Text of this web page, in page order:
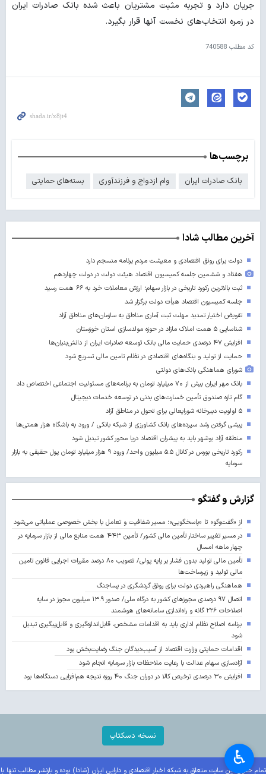
جریان دارد و تجربه مثبت مشتریان باعث شده بانک صادرات ایران
در زمره انتخاب‌های نخست آنها قرار بگیرد.
کد مطلب 740588
برچسب‌ها
بانک صادرات ایران وام ازدواج و فرزندآوری بسته‌های حمایتی
آخرین مطالب شادا
دولت برای رونق اقتصادی و معیشت مردم برنامه منسجم دارد
هفتاد و ششمین جلسه کمیسیون اقتصاد هیئت دولت در دولت چهاردهم
ثبت بالاترین رکورد تاریخی در بازار سهام؛ ارزش معاملات خرد به ۶۶ همت رسید
جلسه کمیسیون اقتصاد هیأت دولت برگزار شد
تفویض اختیار تمدید مهلت ثبت آماری مناطق به سازمان‌های مناطق آزاد
شناسایی ۵ همت املاک مازاد در حوزه مولدسازی استان خوزستان
افزایش ۴۷ درصدی حمایت مالی بانک توسعه صادرات ایران از دانش‌بنیان‌ها
حمایت از تولید و بنگاه‌های اقتصادی در نظام تامین مالی تسریع شود
شورای هماهنگی بانک‌های دولتی
بانک مهر ایران بیش از ۷۰ میلیارد تومان به برنامه‌های مسئولیت اجتماعی اختصاص داد
گام تازه صندوق تأمین خسارت‌های بدنی در توسعه خدمات دیجیتال
۵ اولویت دبیرخانه شورایعالی برای تحول در مناطق آزاد
پیشی گرفتن رشد سپرده‌های بانک کشاورزی از شبکه بانکی / ورود به باشگاه هزار همتی‌ها
منطقه آزاد بوشهر باید به پیشران اقتصاد دریا محور کشور تبدیل شود
رکورد تاریخی بورس در کانال ۵.۵ میلیون واحد/ ورود ۹ هزار میلیارد تومان پول حقیقی به بازار
سرمایه
گزارش و گفتگو
از «گفت‌وگو» تا «پاسخگویی»؛ مسیر شفافیت و تعامل با بخش خصوصی عملیاتی می‌شود
در مسیر تغییر ساختار تأمین مالی کشور/ تأمین ۴۴۳ همت منابع مالی از بازار سرمایه در
چهار ماهه امسال
تأمین مالی تولید بدون فشار بر پایه پولی/ تصویب ۸۰ درصد مقررات اجرایی قانون تامین
مالی تولید و زیرساخت‌ها
هماهنگی راهبردی دولت برای رونق گردشگری در پساجنگ
اتصال ۹۷ درصدی مجوزهای کشور به درگاه ملی/ صدور ۱۳.۹ میلیون مجوز در سایه
اصلاحات ۲۲۶ گانه و راه‌اندازی سامانه‌های هوشمند
برنامه اصلاح نظام اداری باید به اقدامات مشخص، قابل‌اندازه‌گیری و قابل‌پیگیری تبدیل
شود
اقدامات حمایتی وزارت اقتصاد از آسیب‌دیدگان جنگ رضایت‌بخش بود
آزادسازی سهام عدالت با رعایت ملاحظات بازار سرمایه انجام شود
افزایش ۳۰ درصدی ترخیص کالا در دوران جنگ ۴۰ روزه نتیجه هم‌افزایی دستگاه‌ها بود
نسخه دسکتاپ
تمام حقوق این سایت متعلق به شبکه اخبار اقتصادی و دارایی ایران (شادا) بوده و بازنشر مطالب تنها با
♿︎